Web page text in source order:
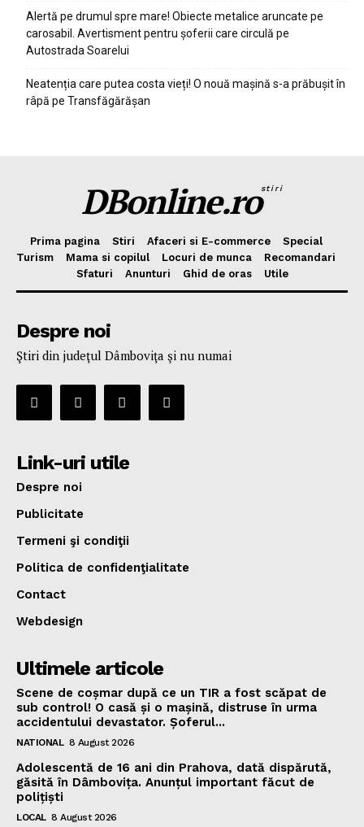
Alertă pe drumul spre mare! Obiecte metalice aruncate pe
carosabil. Avertisment pentru șoferii care circulă pe
Autostrada Soarelui
Neatenția care putea costa vieți! O nouă mașină s-a prăbușit în
râpă pe Transfăgărășan
DBonline.rostiri
Prima pagina Stiri Afaceri si E-commerce
Special
Turism
Mama si copilul Locuri de munca
Recomandari
Sfaturi
Anunturi Ghid de oras Utile
Despre noi
Ştiri din judeţul Dâmboviţa şi nu numai
Link-uri utile
Despre noi
Publicitate
Termeni şi condiţii
Politica de confidenţialitate
Contact
Webdesign
Ultimele articole
Scene de coșmar după ce un TIR a fost scăpat de
sub control! O casă și o mașină, distruse în urma
accidentului devastator. Șoferul...
NATIONAL 8 August 2026
Adolescentă de 16 ani din Prahova, dată dispărută,
găsită în Dâmbovița. Anunțul important făcut de
polițiști
LOCAL 8 August 2026